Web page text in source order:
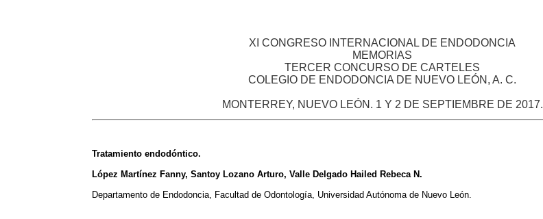
XI CONGRESO INTERNACIONAL DE ENDODONCIA
MEMORIAS
TERCER CONCURSO DE CARTELES
COLEGIO DE ENDODONCIA DE NUEVO LEÓN, A. C.
MONTERREY, NUEVO LEÓN. 1 Y 2 DE SEPTIEMBRE DE 2017.
Tratamiento endodóntico.
López Martínez Fanny, Santoy Lozano Arturo, Valle Delgado Hailed Rebeca N.
Departamento de Endodoncia, Facultad de Odontología, Universidad Autónoma de Nuevo León.